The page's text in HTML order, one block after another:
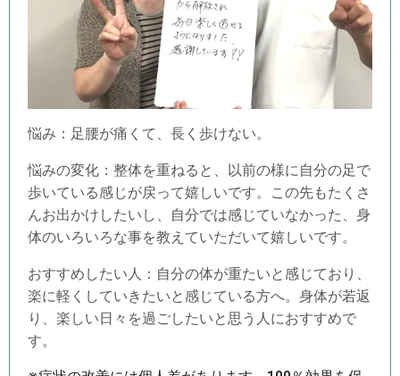
悩み：足腰が痛くて、長く歩けない。
悩みの変化：整体を重ねると、以前の様に自分の足で
歩いている感じが戻って嬉しいです。この先もたくさ
んお出かけしたいし、自分では感じていなかった、身
体のいろいろな事を教えていただいて嬉しいです。
おすすめしたい人：自分の体が重たいと感じており、
楽に軽くしていきたいと感じている方へ。身体が若返
り、楽しい日々を過ごしたいと思う人におすすめで
す。